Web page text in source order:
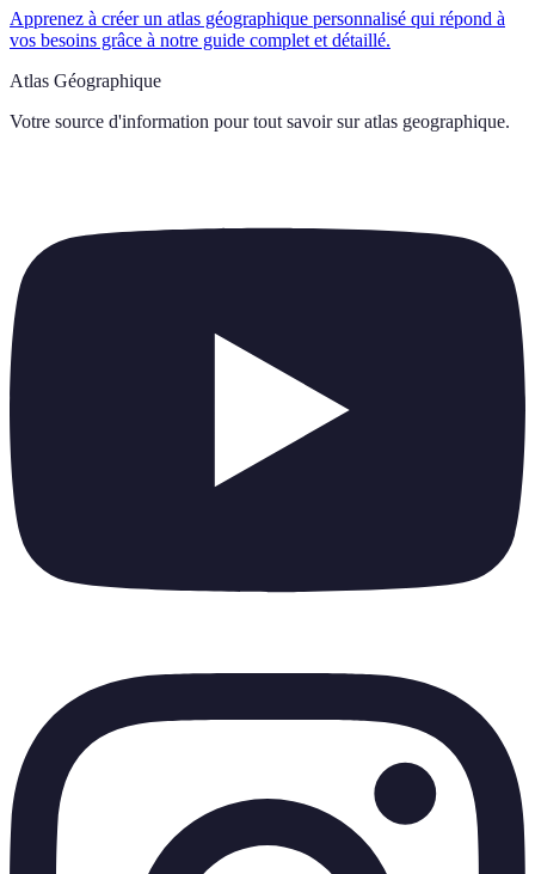
Apprenez à créer un atlas géographique personnalisé qui répond à
vos besoins grâce à notre guide complet et détaillé.
Atlas Géographique
Votre source d'information pour tout savoir sur atlas geographique.